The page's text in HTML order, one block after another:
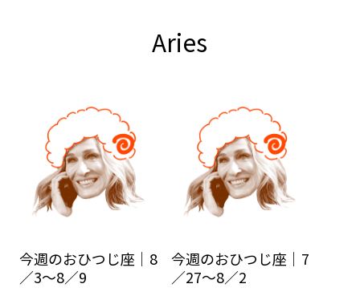
Aries
今週のおひつじ座｜8
／3～8／9
今週のおひつじ座｜7
／27～8／2